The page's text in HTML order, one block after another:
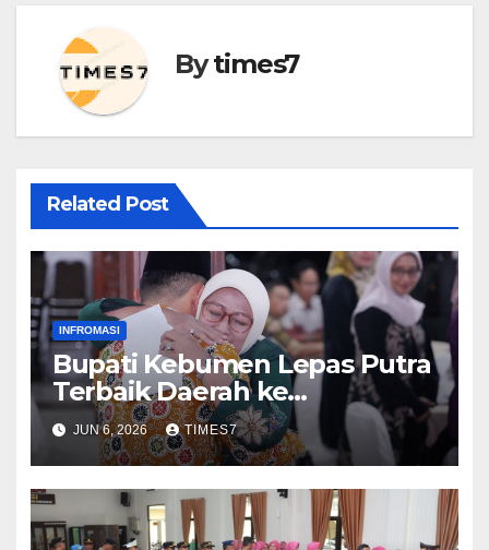
Bytimes7
Related Post
INFROMASI
Bupati Kebumen Lepas Putra
Terbaik Daerah ke
Kementerian ATR/BPN
JUN 6, 2026 TIMES7